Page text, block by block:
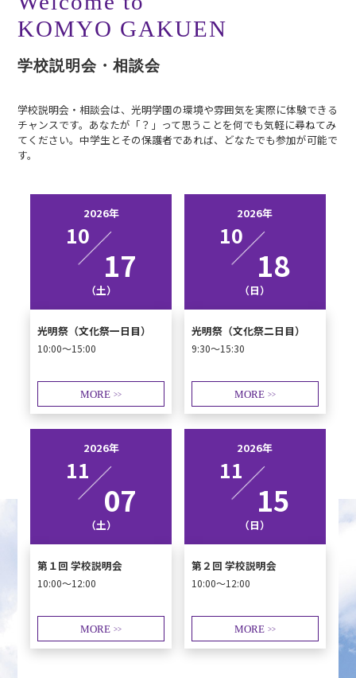
KOMYO GAKUEN
学校説明会・相談会
学校説明会・相談会は、光明学園の環境や雰囲気を実際に体験できる
チャンスです。あなたが「？」って思うことを何でも気軽に尋ねてみ
てください。中学生とその保護者であれば、どなたでも参加が可能で
す。
2026年
10
17
（土）
光明祭（文化祭一日目）
10:00～15:00
MORE >>
2026年
10
18
（日）
光明祭（文化祭二日目）
9:30～15:30
MORE >>
2026年
11
07
（土）
第１回 学校説明会
10:00～12:00
MORE >>
2026年
11
15
（日）
第２回 学校説明会
10:00～12:00
MORE >>